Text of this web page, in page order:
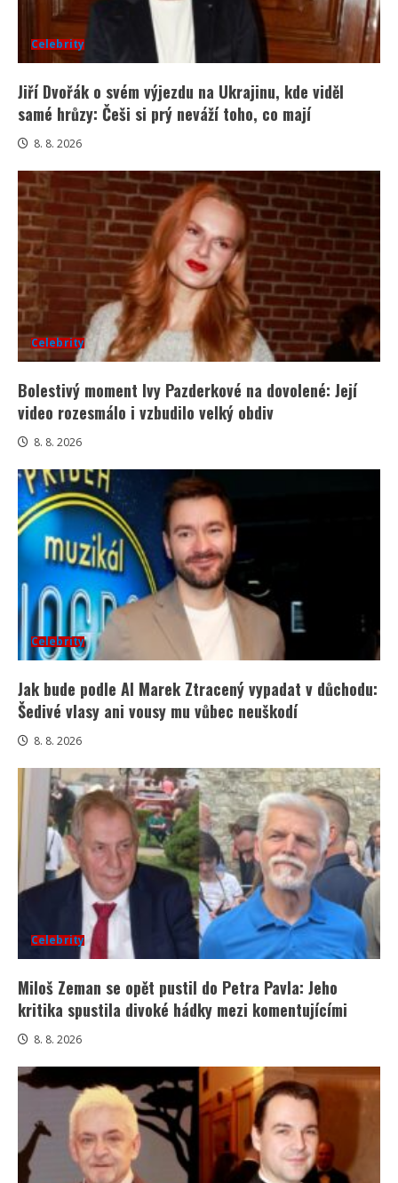
Celebrity
Jiří Dvořák o svém výjezdu na Ukrajinu, kde viděl
samé hrůzy: Češi si prý neváží toho, co mají
8. 8. 2026
Celebrity
Bolestivý moment Ivy Pazderkové na dovolené: Její
video rozesmálo i vzbudilo velký obdiv
8. 8. 2026
Celebrity
Jak bude podle AI Marek Ztracený vypadat v důchodu:
Šedivé vlasy ani vousy mu vůbec neuškodí
8. 8. 2026
Celebrity
Miloš Zeman se opět pustil do Petra Pavla: Jeho
kritika spustila divoké hádky mezi komentujícími
8. 8. 2026